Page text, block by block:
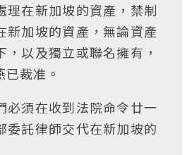
理在新加坡的資產，禁制
新加坡的資產，無論資產
，以及獨立或聯名擁有，
裁准。
必須在收到法院命令廿一
委託律師交代在新加坡的